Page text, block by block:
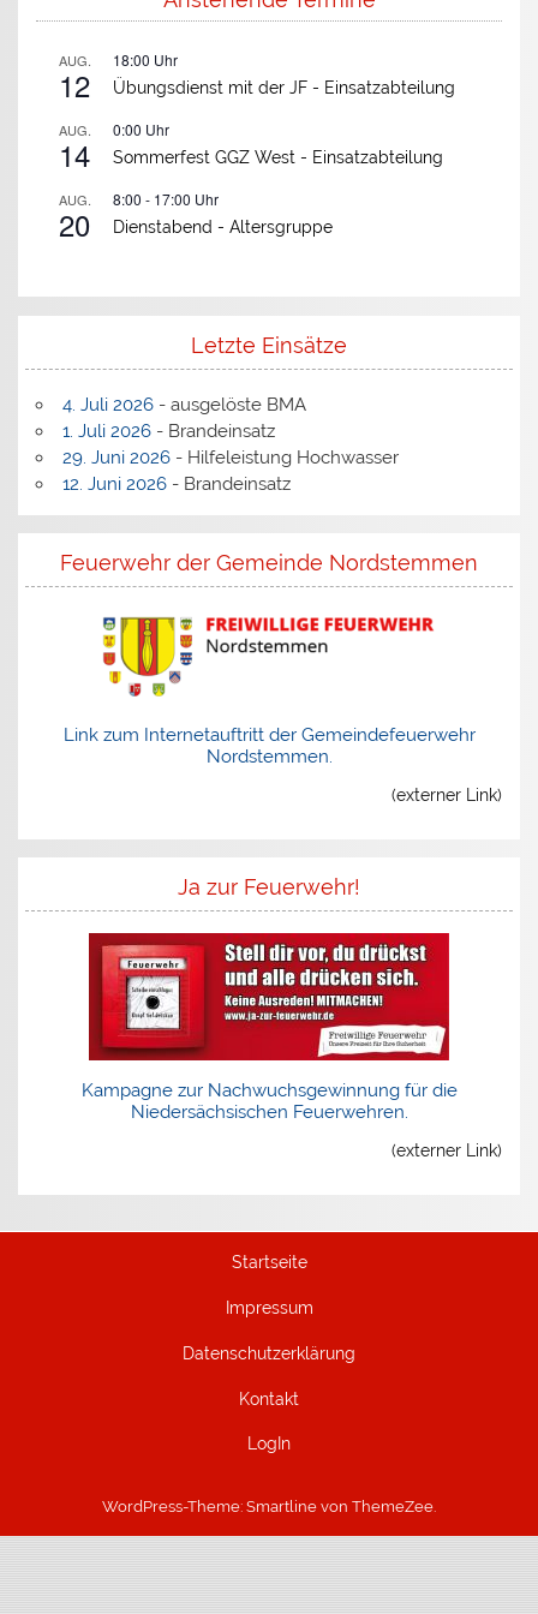
AUG.
12
18:00 Uhr
Übungsdienst mit der JF - Einsatzabteilung
AUG.
14
0:00 Uhr
Sommerfest GGZ West - Einsatzabteilung
AUG.
20
8:00 - 17:00 Uhr
Dienstabend -Altersgruppe
Letzte Einsätze
4. Juli 2026- ausgelöste BMA
1. Juli 2026- Brandeinsatz
29. Juni 2026- Hilfeleistung Hochwasser
12. Juni 2026- Brandeinsatz
Feuerwehr der Gemeinde Nordstemmen
Link zum Internetauftritt der Gemeindefeuerwehr
Nordstemmen.
(externer Link)
Ja zur Feuerwehr!
Kampagne zur Nachwuchsgewinnung für die
Niedersächsischen Feuerwehren.
(externer Link)
Startseite
Impressum
Datenschutzerklärung
Kontakt
LogIn
WordPress-Theme: Smartline von ThemeZee.